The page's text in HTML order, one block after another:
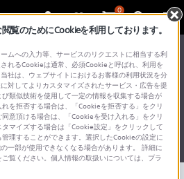
0
問い合わせ スピーカー
ピーカー
覧のためにCookieを利用しております。
ムへの入力等、サービスのリクエストに相当する利
れるCookieは通常、必須Cookieと呼ばれ、利用を
社は、ウェブサイトにおけるお客様の利用状況を分
対してよりカスタマイズされたサービス・広告を提
類似技術を使用して一定の情報を収集する場合が
を拒否する場合は、「Cookieを拒否する」をクリ
意頂ける場合は、「Cookieを受け入れる」をクリ
マイズする場合は「Cookie設定」をクリックして
理することができます。選択したCookieの設定に
一部が使用できなくなる場合があります。 詳細に
覧ください。個人情報の取扱いについては、プラ